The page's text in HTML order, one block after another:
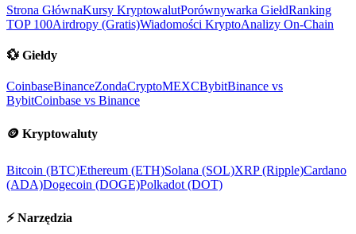
Strona GłównaKursy KryptowalutPorównywarka GiełdRanking
TOP 100Airdropy (Gratis)Wiadomości KryptoAnalizy On-Chain
💱 Giełdy
CoinbaseBinanceZondaCryptoMEXCBybitBinance vs
BybitCoinbase vs Binance
🪙 Kryptowaluty
Bitcoin (BTC)Ethereum (ETH)Solana (SOL)XRP (Ripple)Cardano
(ADA)Dogecoin (DOGE)Polkadot (DOT)
⚡ Narzędzia